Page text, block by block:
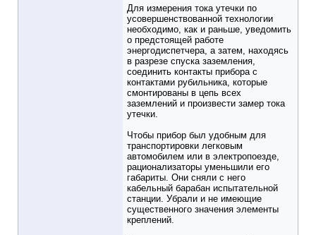
Для измерения тока утечки по
усовершенствованной технологии
необходимо, как и раньше, уведомить
о предстоящей работе
энергодиспетчера, а затем, находясь
в разрезе спуска заземления,
соединить контакты прибора с
контактами рубильника, которые
смонтированы в цепь всех
заземлений и произвести замер тока
утечки.
Чтобы прибор был удобным для
транспортировки легковым
автомобилем или в электропоезде,
рационализаторы уменьшили его
габариты. Они сняли с него
кабельный барабан испытательной
станции. Убрали и не имеющие
существенного значения элементы
креплений.